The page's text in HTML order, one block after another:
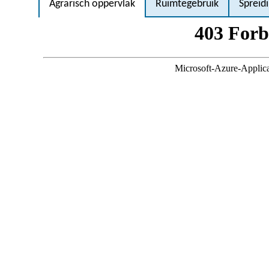
Agrarisch oppervlak Ruimtegebruik